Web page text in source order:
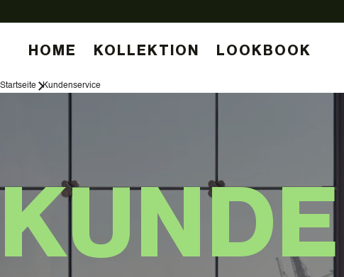
HOME KOLLEKTION LOOKBOOK
Startseite Kundenservice